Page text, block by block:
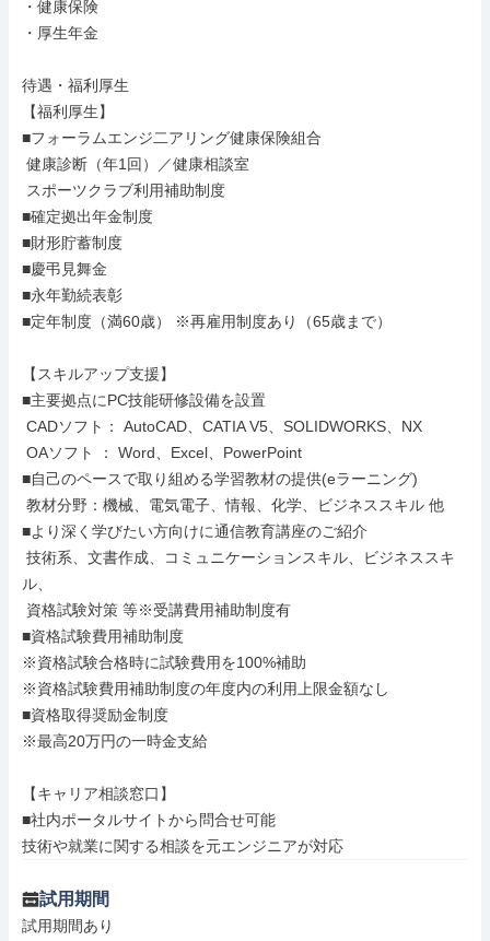
・健康保険
・厚生年金
待遇・福利厚生
【福利厚生】
■フォーラムエンジ二アリング健康保険組合
■確定拠出年金制度
■財形貯蓄制度
■慶弔見舞金
■永年勤続表彰
■定年制度（満60歳） ※再雇用制度あり（65歳まで）
【スキルアップ支援】
■主要拠点にPC技能研修設備を設置
■自己のペースで取り組める学習教材の提供(eラーニング)
■より深く学びたい方向けに通信教育講座のご紹介
ル、
■資格試験費用補助制度
※資格試験合格時に試験費用を100%補助
※資格試験費用補助制度の年度内の利用上限金額なし
■資格取得奨励金制度
※最高20万円の一時金支給
【キャリア相談窓口】
■社内ポータルサイトから問合せ可能
技術や就業に関する相談を元エンジニアが対応
試用期間
試用期間あり